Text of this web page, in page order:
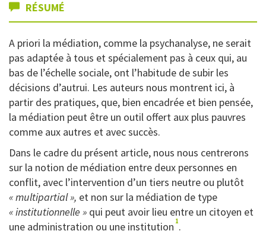
RÉSUMÉ
A priori la médiation, comme la psychanalyse, ne serait
pas adaptée à tous et spécialement pas à ceux qui, au
bas de l’échelle sociale, ont l’habitude de subir les
décisions d’autrui. Les auteurs nous montrent ici, à
partir des pratiques, que, bien encadrée et bien pensée,
la médiation peut être un outil offert aux plus pauvres
comme aux autres et avec succès.
Dans le cadre du présent article, nous nous centrerons
sur la notion de médiation entre deux personnes en
conflit, avec l’intervention d’un tiers neutre ou plutôt
« multipartial », et non sur la médiation de type
« institutionnelle » qui peut avoir lieu entre un citoyen et
une administration ou une institution 1.